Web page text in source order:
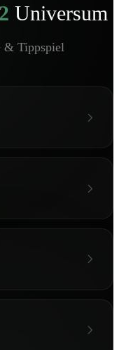
Universum
& Tippspiel